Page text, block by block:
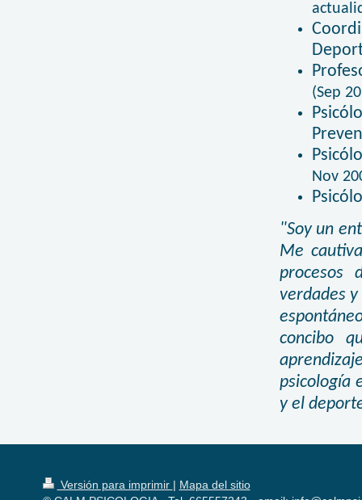
(Sep
Nov
"Soy un
Me
procesos
verdades
concibo
psicología
y el
Versión para imprimir | Mapa del sitio